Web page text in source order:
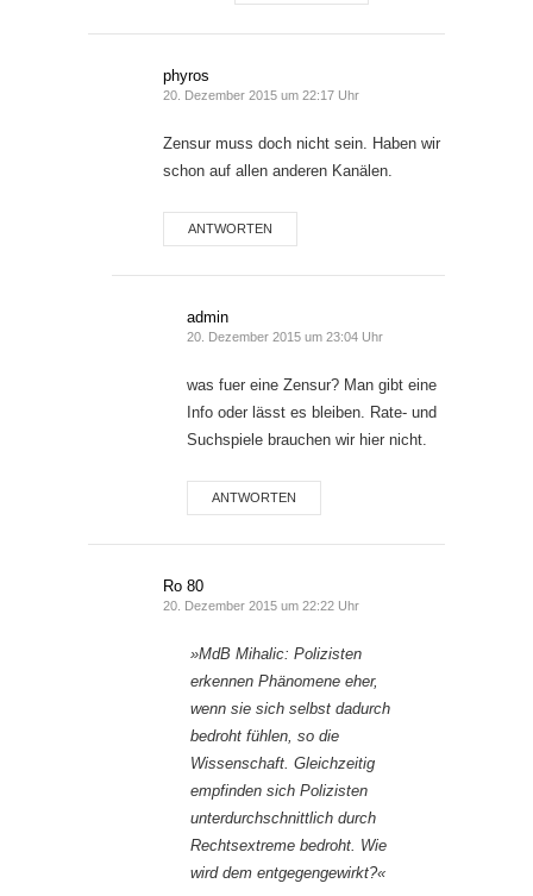
phyros
20. Dezember 2015 um 22:17 Uhr
Zensur muss doch nicht sein. Haben wir
schon auf allen anderen Kanälen.
ANTWORTEN
admin
20. Dezember 2015 um 23:04 Uhr
was fuer eine Zensur? Man gibt eine
Info oder lässt es bleiben. Rate- und
Suchspiele brauchen wir hier nicht.
ANTWORTEN
Ro 80
20. Dezember 2015 um 22:22 Uhr
»MdB Mihalic: Polizisten
erkennen Phänomene eher,
wenn sie sich selbst dadurch
bedroht fühlen, so die
Wissenschaft. Gleichzeitig
empfinden sich Polizisten
unterdurchschnittlich durch
Rechtsextreme bedroht. Wie
wird dem entgegengewirkt?«